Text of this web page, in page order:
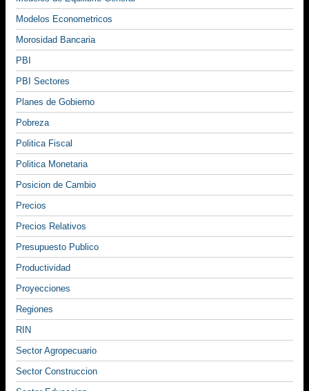
Modelos Econometricos
Morosidad Bancaria
PBI
PBI Sectores
Planes de Gobierno
Pobreza
Politica Fiscal
Politica Monetaria
Posicion de Cambio
Precios
Precios Relativos
Presupuesto Publico
Productividad
Proyecciones
Regiones
RIN
Sector Agropecuario
Sector Construccion